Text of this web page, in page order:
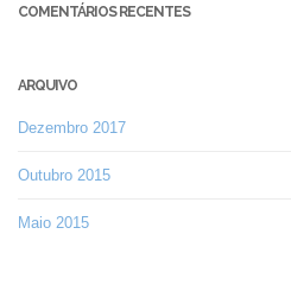
COMENTÁRIOS RECENTES
ARQUIVO
Dezembro 2017
Outubro 2015
Maio 2015